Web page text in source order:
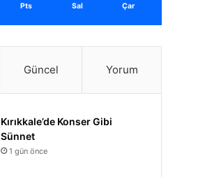
Pts Sal Çar
Güncel Yorum
Kırıkkale’de Konser Gibi
Sünnet
1 gün önce